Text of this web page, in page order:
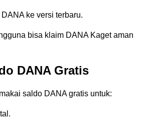
ke versi terbaru.
bisa klaim DANA Kaget aman
DANA Gratis
saldo DANA gratis untuk: